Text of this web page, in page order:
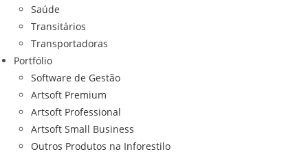
Saúde
Transitários
Transportadoras
Portfólio
Software de Gestão
Artsoft Premium
Artsoft Professional
Artsoft Small Business
Outros Produtos na Inforestilo